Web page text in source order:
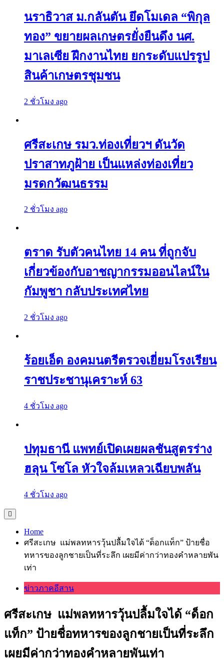
นราธิวาส ม.กลันตัน ยึดโมเดล “พิกุล
ทอง” ขยายผลเกษตรยั่งยืนดึง นศ.
มาเลเซีย ฝึกงานไทย ยกระดับแปรรูป
สินค้าเกษตรชุมชน
2 ชั่วโมง ago
ศรีสะเกษ รมว.ท่องเที่ยวฯ ดันวัด
ปราสาทภูฝ้าย เป็นแหล่งท่องเที่ยว
มรดกวัฒนธรรม
2 ชั่วโมง ago
ตราด รับตัวคนไทย 14 คน ที่ถูกจับ
เกี่ยวข้องกับอาชญากรรมออนไลน์ใน
กัมพูชา กลับประเทศไทย
2 ชั่วโมง ago
ร้อยเอ็ด องคมนตรีตรวจเยี่ยมโรงเรียน
ราชประชานุเคราะห์ 63
4 ชั่วโมง ago
ปทุมธานี แพทย์เปิดเผยผลชันสูตรร่าง
ฮลุน โซโล หัวใจล้มเหลวเฉียบพลัน
4 ชั่วโมง ago
Home
ศรีสะเกษ แม่พลทหารวุ้นปลื้มใจได้ “ด็อกแท็ก” ป้ายชื่อ
ทหารของลูกชายเป็นที่ระลึก เผยมีค่ากว่าทองคำหลายพัน
เท่า
ข่าวภาคอีสาน
ศรีสะเกษ แม่พลทหารวุ้นปลื้มใจได้ “ด็อก
แท็ก” ป้ายชื่อทหารของลูกชายเป็นที่ระลึก
เผยมีค่ากว่าทองคำหลายพันเท่า